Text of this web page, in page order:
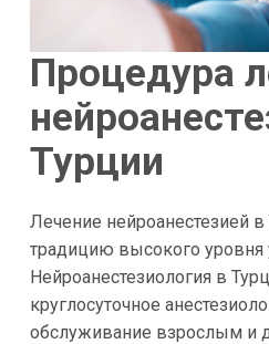
Процедура
Турции
Лечение нейроанестезией
традицию высокого уровня
Нейроанестезиология в
круглосуточное
обслуживание взрослым и